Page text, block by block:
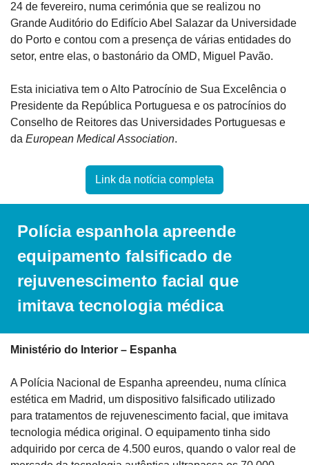
24 de fevereiro, numa cerimónia que se realizou no
Grande Auditório do Edifício Abel Salazar da Universidade
do Porto e contou com a presença de várias entidades do
setor, entre elas, o bastonário da OMD, Miguel Pavão.
Esta iniciativa tem o Alto Patrocínio de Sua Excelência o
Presidente da República Portuguesa e os patrocínios do
Conselho de Reitores das Universidades Portuguesas e
da European Medical Association.
Link da notícia completa
Polícia espanhola apreende
equipamento falsificado de
rejuvenescimento facial que
imitava tecnologia médica
Ministério do Interior – Espanha
A Polícia Nacional de Espanha apreendeu, numa clínica
estética em Madrid, um dispositivo falsificado utilizado
para tratamentos de rejuvenescimento facial, que imitava
tecnologia médica original. O equipamento tinha sido
adquirido por cerca de 4.500 euros, quando o valor real de